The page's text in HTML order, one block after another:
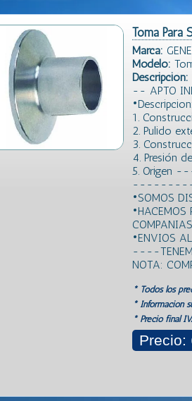
Toma Para
Marca:
Modelo:
Descripción:
-- APTO
•Descripcion:
1.
2. Pulido
3.
4. Presión
5. Origen
•SOMOS
•ENVIOS
----
NOTA:
* Todos los
* Información
* Precio final
Precio: